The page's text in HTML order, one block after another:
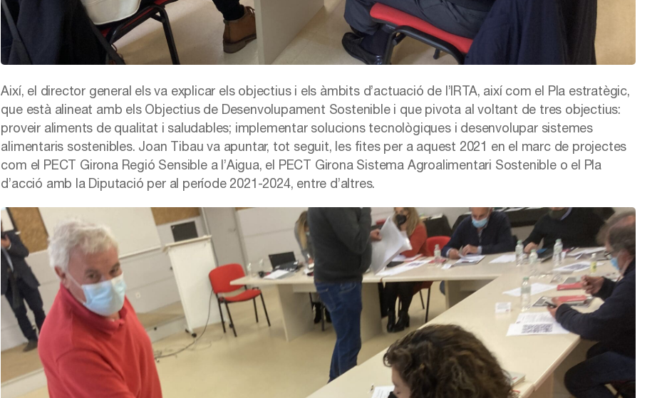
Així, el director general els va explicar els objectius i els àmbits d’actuació de l’IRTA, així com el Pla estratègic,
que està alineat amb els Objectius de Desenvolupament Sostenible i que pivota al voltant de tres objectius:
proveir aliments de qualitat i saludables; implementar solucions tecnològiques i desenvolupar sistemes
alimentaris sostenibles. Joan Tibau va apuntar, tot seguit, les fites per a aquest 2021 en el marc de projectes
com el PECT Girona Regió Sensible a l’Aigua, el PECT Girona Sistema Agroalimentari Sostenible o el Pla
d’acció amb la Diputació per al període 2021-2024, entre d’altres.